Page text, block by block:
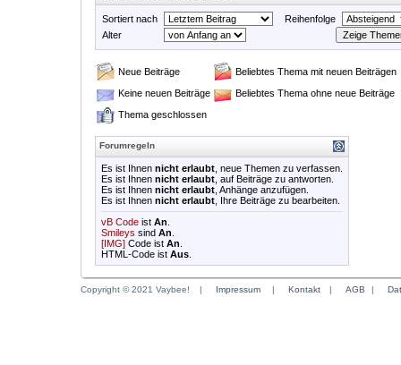
Sortiert nach
Reihenfolge
Alter
Neue Beiträge
Beliebtes Thema mit neuen Beiträgen
Keine neuen Beiträge
Beliebtes Thema ohne neue Beiträge
Thema geschlossen
Forumregeln
Es ist Ihnen nicht erlaubt , neue Themen zu verfassen.
Es ist Ihnen nicht erlaubt , auf Beiträge zu antworten.
Es ist Ihnen nicht erlaubt , Anhänge anzufügen.
Es ist Ihnen nicht erlaubt , Ihre Beiträge zu bearbeiten.
vB Code ist An
Smileys sind An
[IMG] Code ist An
HTML-Code ist Aus
Copyright © 2021 Vaybee! | Impressum | Kontakt | AGB |